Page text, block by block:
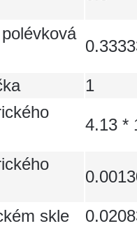
1
4.13 *
skle